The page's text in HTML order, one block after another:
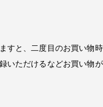
すと、二度目のお買い物時
いただけるなどお買い物が